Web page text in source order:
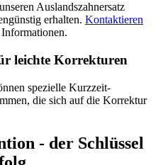
Auslandszahnersatz
erhalten. Kontaktieren
leichte Korrekturen
spezielle Kurzzeit-
die sich auf die Korrektur
- der Schlüssel